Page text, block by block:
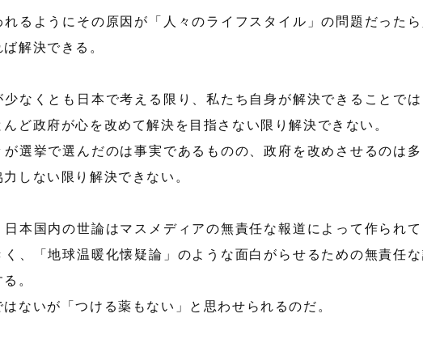
れるようにその原因が「人々のライフスタイル」の問題だった
解決できる。
少なくとも日本で考える限り、私たち自身が解決できることで
んど政府が心を改めて解決を目指さない限り解決できない。
が選挙で選んだのは事実であるものの、政府を改めさせるのは多
力しない限り解決できない。
日本国内の世論はマスメディアの無責任な報道によって作られて
く、「地球温暖化懐疑論」のような面白がらせるための無責任な
。
はないが「つける薬もない」と思わせられるのだ。